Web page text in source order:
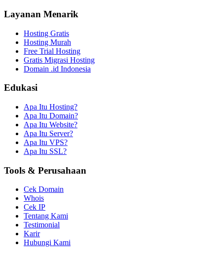
Layanan Menarik
Hosting Gratis
Hosting Murah
Free Trial Hosting
Gratis Migrasi Hosting
Domain .id Indonesia
Edukasi
Apa Itu Hosting?
Apa Itu Domain?
Apa Itu Website?
Apa Itu Server?
Apa Itu VPS?
Apa Itu SSL?
Tools & Perusahaan
Cek Domain
Whois
Cek IP
Tentang Kami
Testimonial
Karir
Hubungi Kami